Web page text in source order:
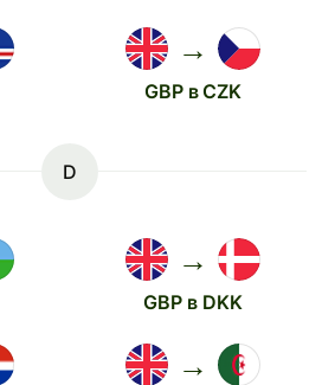
→
GBP в CZK
D
→
GBP в DKK
→